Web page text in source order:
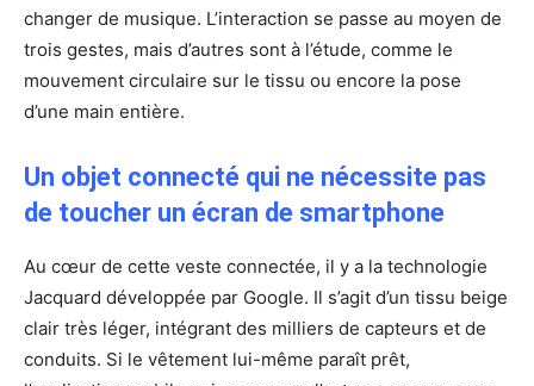
changer de musique. L’interaction se passe au moyen de
trois gestes, mais d’autres sont à l’étude, comme le
mouvement circulaire sur le tissu ou encore la pose
d’une main entière.
Un objet connecté qui ne nécessite pas
de toucher un écran de smartphone
Au cœur de cette veste connectée, il y a la technologie
Jacquard développée par Google. Il s’agit d’un tissu beige
clair très léger, intégrant des milliers de capteurs et de
conduits. Si le vêtement lui-même paraît prêt,